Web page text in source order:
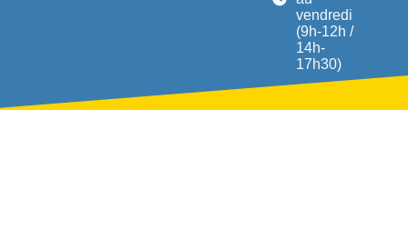
vendredi
(9h-12h /
14h-
17h30)